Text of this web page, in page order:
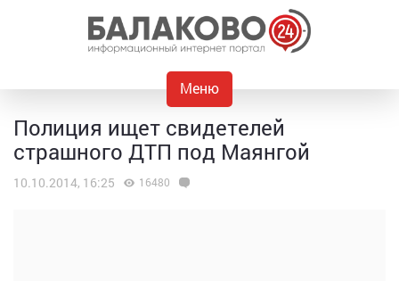
Меню
Полиция ищет свидетелей
страшного ДТП под Маянгой
10.10.2014, 16:25 16480